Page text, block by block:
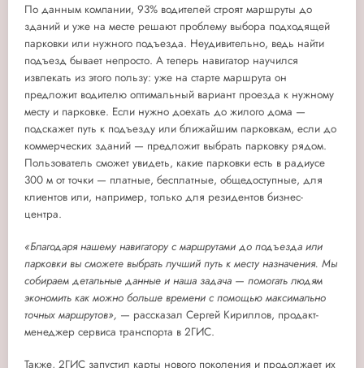
По данным компании, 93% водителей строят маршруты до
зданий и уже на месте решают проблему выбора подходящей
парковки или нужного подъезда. Неудивительно, ведь найти
подъезд бывает непросто. А теперь навигатор научился
извлекать из этого пользу: уже на старте маршрута он
предложит водителю оптимальный вариант проезда к нужному
месту и парковке. Если нужно доехать до жилого дома —
подскажет путь к подъезду или ближайшим парковкам, если до
коммерческих зданий — предложит выбрать парковку рядом.
Пользователь сможет увидеть, какие парковки есть в радиусе
300 м от точки — платные, бесплатные, общедоступные, для
клиентов или, например, только для резидентов бизнес-
центра.
«Благодаря нашему навигатору с маршрутами до подъезда или
парковки вы сможете выбрать лучший путь к месту назначения. Мы
собираем детальные данные и наша задача — помогать людям
экономить как можно больше времени с помощью максимально
точных маршрутов», — рассказал Сергей Кириллов, продакт-
менеджер сервиса транспорта в 2ГИС.
Также, 2ГИС запустил карты нового поколения и продолжает их